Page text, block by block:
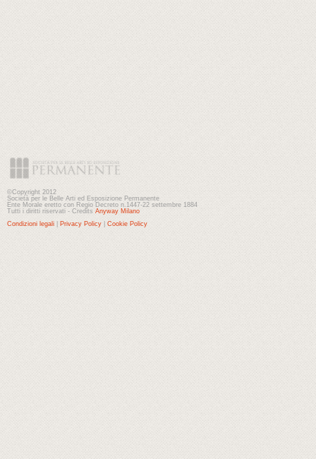
©Copyright 2012
Società per le Belle Arti ed Esposizione Permanente
Ente Morale eretto con Regio Decreto n.1447-22 settembre 1884
Tutti i diritti riservati - Credits Anyway Milano
Condizioni legali
Privacy Policy Cookie Policy